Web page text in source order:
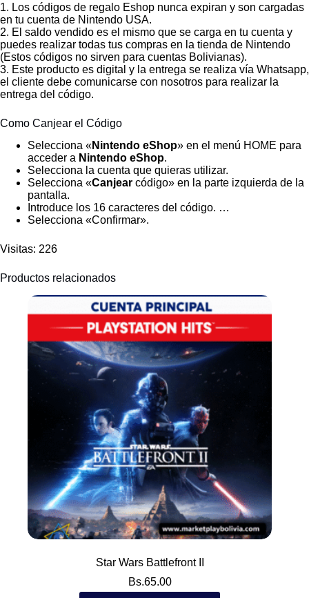
1. Los códigos de regalo Eshop nunca expiran y son cargadas
en tu cuenta de Nintendo USA.
2. El saldo vendido es el mismo que se carga en tu cuenta y
puedes realizar todas tus compras en la tienda de Nintendo
(Estos códigos no sirven para cuentas Bolivianas).
3. Este producto es digital y la entrega se realiza vía Whatsapp,
el cliente debe comunicarse con nosotros para realizar la
entrega del código.
Como Canjear el Código
Selecciona «Nintendo eShop» en el menú HOME para
acceder a Nintendo eShop.
Selecciona la cuenta que quieras utilizar.
Selecciona «Canjear código» en la parte izquierda de la
pantalla.
Introduce los 16 caracteres del código. …
Selecciona «Confirmar».
Visitas: 226
Productos relacionados
Star Wars Battlefront II
Bs.65.00